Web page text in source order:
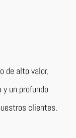
de alto valor,
un profundo
clientes.